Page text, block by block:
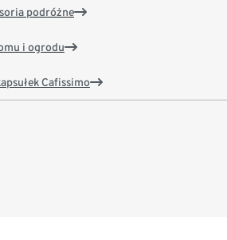
podróżne
i ogrodu
Cafissimo